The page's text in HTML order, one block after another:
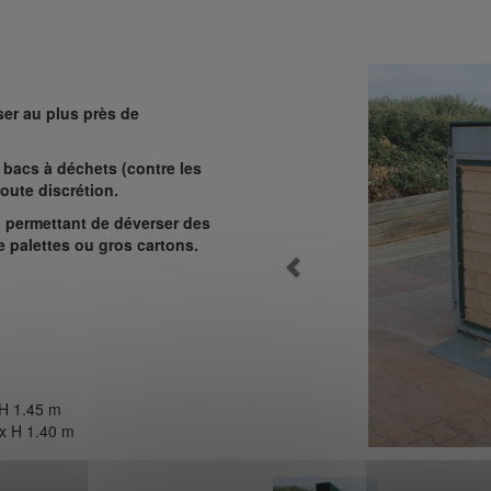
au plus près de
à déchets (contre les
discrétion.
de déverser des
palettes ou gros cartons.
1.45 m
H 1.40 m